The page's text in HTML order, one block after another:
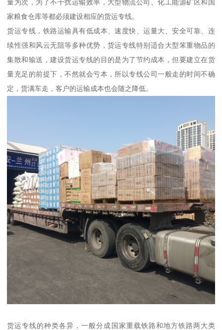
量为次，为了不干扰运输效率，大型物流公司、化工能源矿区和国
家粮食仓库等都必须建设相应的货运专线。
货运专线，铁路运输具有低成本、速度快、运量大、安全可靠、连
续性强和风云无阻等多种优势，货运专线特别适合大型笨重物品的
集散和输送，建设货运专线的目的是为了节约成本，但要建立在货
量充足的前提下，不然就会亏本，所以专线公司一般走的时间不确
定，货满车走，客户的运输成本也会随之降低。
货运专线的种类各异，一般分成国家重载铁路和地方铁路两大类